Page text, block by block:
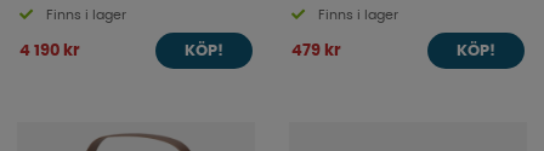
Finns i lager
4 190 kr KÖP!
Finns i lager
479 kr KÖP!